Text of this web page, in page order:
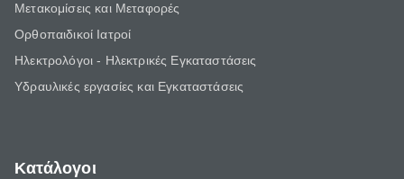
Μετακομίσεις και Μεταφορές
Ορθοπαιδικοί Ιατροί
Ηλεκτρολόγοι - Ηλεκτρικές Εγκαταστάσεις
Υδραυλικές εργασίες και Εγκαταστάσεις
Κατάλογοι